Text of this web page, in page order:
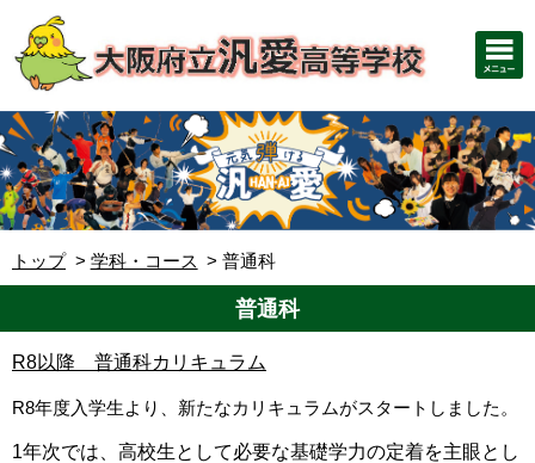
トップ 学科・コース 普通科
普通科
R8以降 普通科カリキュラム
R8年度入学生より、新たなカリキュラムがスタートしました。
1年次では、高校生として必要な基礎学力の定着を主眼とし